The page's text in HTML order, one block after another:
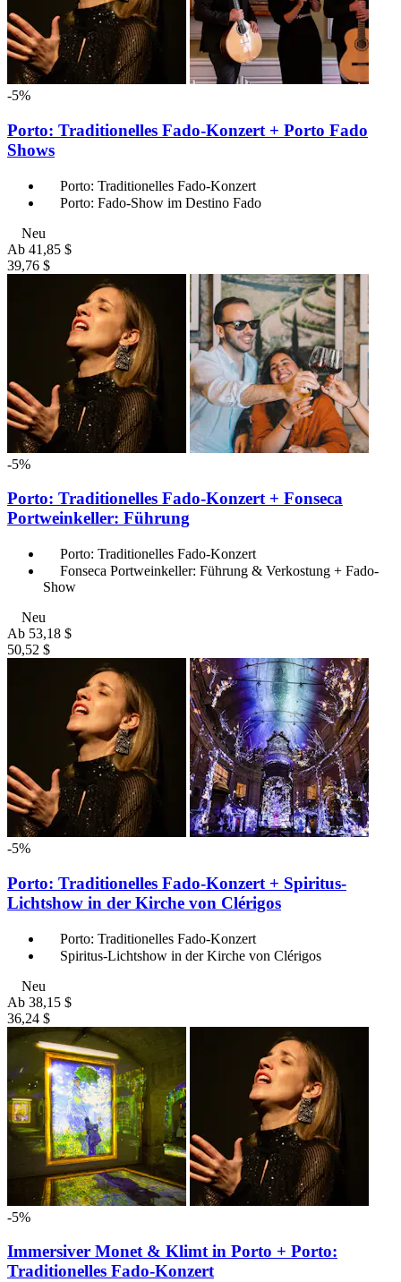
-5%
Porto: Traditionelles Fado-Konzert + Porto Fado
Shows
Porto: Traditionelles Fado-Konzert
Porto: Fado-Show im Destino Fado
Neu
Ab 41,85 $
39,76 $
-5%
Porto: Traditionelles Fado-Konzert + Fonseca
Portweinkeller: Führung
Porto: Traditionelles Fado-Konzert
Fonseca Portweinkeller: Führung & Verkostung + Fado-
Show
Neu
Ab 53,18 $
50,52 $
-5%
Porto: Traditionelles Fado-Konzert + Spiritus-
Lichtshow in der Kirche von Clérigos
Porto: Traditionelles Fado-Konzert
Spiritus-Lichtshow in der Kirche von Clérigos
Neu
Ab 38,15 $
36,24 $
-5%
Immersiver Monet & Klimt in Porto + Porto:
Traditionelles Fado-Konzert